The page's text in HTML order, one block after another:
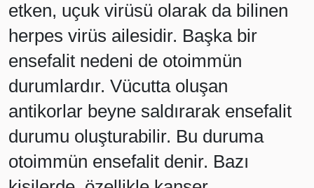
etken, uçuk virüsü olarak da bilinen
herpes virüs ailesidir. Başka bir
ensefalit nedeni de otoimmün
durumlardır. Vücutta oluşan
antikorlar beyne saldırarak ensefalit
durumu oluşturabilir. Bu duruma
otoimmün ensefalit denir. Bazı